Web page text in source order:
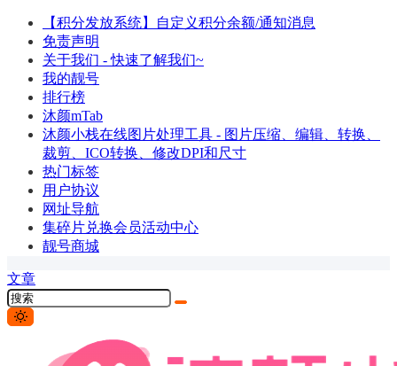
【积分发放系统】自定义积分余额/通知消息
免责声明
关于我们 - 快速了解我们~
我的靓号
排行榜
沐颜mTab
沐颜小栈在线图片处理工具 - 图片压缩、编辑、转换、
裁剪、ICO转换、修改DPI和尺寸
热门标签
用户协议
网址导航
集碎片兑换会员活动中心
靓号商城
文章